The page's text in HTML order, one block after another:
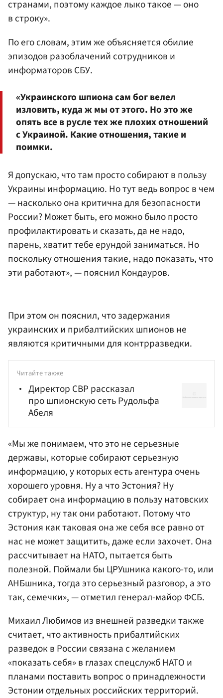
странами, поэтому каждое лыко такое — оно
в строку».
По его словам, этим же объясняется обилие
эпизодов разоблачений сотрудников и
информаторов СБУ.
«Украинского шпиона сам бог велел
изловить, куда ж мы от этого. Но это же
опять все в русле тех же плохих отношений
с Украиной. Какие отношения, такие и
поимки.
Я допускаю, что там просто собирают в пользу
Украины информацию. Но тут ведь вопрос в чем
— насколько она критична для безопасности
России? Может быть, его можно было просто
профилактировать и сказать, да не надо,
парень, хватит тебе ерундой заниматься. Но
поскольку отношения такие, надо показать, что
эти работают», — пояснил Кондауров.
При этом он пояснил, что задержания
украинских и прибалтийских шпионов не
являются критичными для контрразведки.
Читайте также
Директор СВР рассказал
про шпионскую сеть Рудольфа
Абеля
«Мы же понимаем, что это не серьезные
державы, которые собирают серьезную
информацию, у которых есть агентура очень
хорошего уровня. Ну а что Эстония? Ну
собирает она информацию в пользу натовских
структур, ну так они работают. Потому что
Эстония как таковая она же себя все равно от
нас не может защитить, даже если захочет. Она
рассчитывает на НАТО, пытается быть
полезной. Поймали бы ЦРУшника какого-то, или
АНБшника, тогда это серьезный разговор, а это
так, семечки», — отметил генерал-майор ФСБ.
Михаил Любимов из внешней разведки также
считает, что активность прибалтийских
разведок в России связана с желанием
«показать себя» в глазах спецслужб НАТО и
планами поставить вопрос о принадлежности
Эстонии отдельных российских территорий.